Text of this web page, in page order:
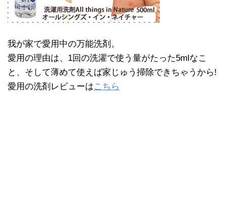
我が家で愛用中の万能洗剤。
愛用の理由は、1回の洗濯で使う量がたった5mlなこ
と、そして薄めて使えば家じゅう掃除できちゃうから!
愛用の洗剤レビューはこちら